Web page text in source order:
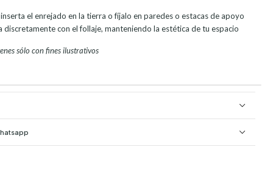
el enrejado en la tierra o fíjalo en paredes o estacas de apoyo
con el follaje, manteniendo la estética de tu espacio
sólo con fines ilustrativos